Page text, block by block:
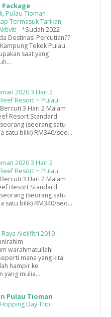
Pulau Tioman :
Termasuk Tarikan,
-*Sudah 2022
Destinasi Percutian??
Tekek Pulau
saat yang
2020 3 Hari 2
Resort ~ Pulau
3 Hari 2 Malam
Resort Standard
(seorang satu
satu bilik) RM340/seo...
2020 3 Hari 2
Resort ~ Pulau
3 Hari 2 Malam
Resort Standard
(seorang satu
satu bilik) RM340/seo...
Aidilfitri 2019-
warahmatullahi
mana yang kita
hampir ke
yang mulia...
Pulau Tioman
Day Trip